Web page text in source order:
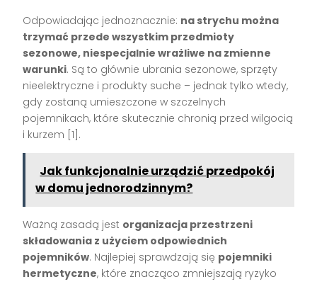
Odpowiadając jednoznacznie: na strychu można
trzymać przede wszystkim przedmioty
sezonowe, niespecjalnie wrażliwe na zmienne
warunki. Są to głównie ubrania sezonowe, sprzęty
nieelektryczne i produkty suche – jednak tylko wtedy,
gdy zostaną umieszczone w szczelnych
pojemnikach, które skutecznie chronią przed wilgocią
i kurzem [1] .
Jak funkcjonalnie urządzić przedpokój
w domu jednorodzinnym?
Ważną zasadą jest organizacja przestrzeni
składowania z użyciem odpowiednich
pojemników. Najlepiej sprawdzają się pojemniki
hermetyczne, które znacząco zmniejszają ryzyko